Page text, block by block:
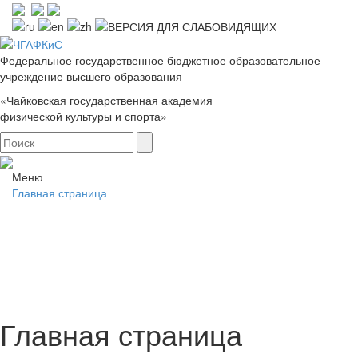
Федеральное государственное бюджетное образовательное
учреждение высшего образования
«Чайковская государственная академия
физической культуры и спорта»
Меню
Главная страница
Главная страница